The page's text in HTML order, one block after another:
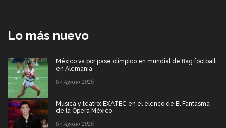
Lo más nuevo
México va por pase olímpico en mundial de flag football
en Alemania
07 Agosto 2026
Música y teatro: EXATEC en el elenco de El Fantasma
de la Ópera México
07 Agosto 2026